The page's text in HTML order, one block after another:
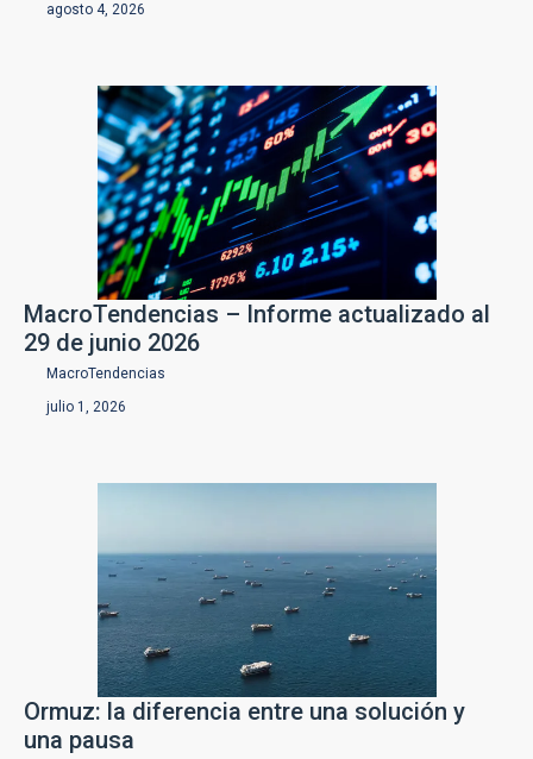
agosto 4, 2026
MacroTendencias – Informe actualizado al
29 de junio 2026
MacroTendencias
julio 1, 2026
Ormuz: la diferencia entre una solución y
una pausa
b
r
e
*
E
m
p
r
e
s
a
E
m
a
i
l
*
Suscribirme